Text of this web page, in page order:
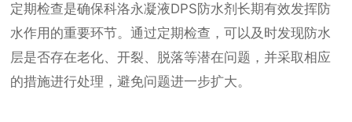
定期检查是确保科洛永凝液DPS防水剂长期有效发挥防
水作用的重要环节。通过定期检查，可以及时发现防水
层是否存在老化、开裂、脱落等潜在问题，并采取相应
的措施进行处理，避免问题进一步扩大。